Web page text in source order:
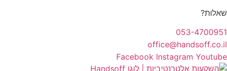
שאלות?
053-4700951
office@handsoff.co.il
Facebook Instagram Youtube